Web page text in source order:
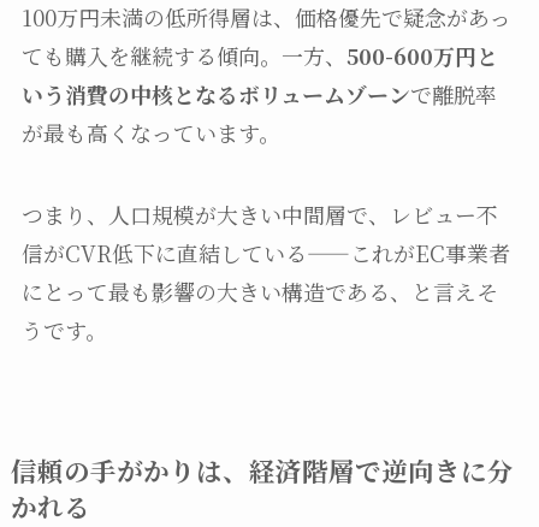
100万円未満の低所得層は、価格優先で疑念があっ
ても購入を継続する傾向。一方、 500-600万円と
いう消費の中核となるボリュームゾーンで離脱率
が最も高くなっています。
つまり、人口規模が大きい中間層で、レビュー不
信がCVR低下に直結している——これがEC事業者
にとって最も影響の大きい構造である、と言えそ
うです。
信頼の手がかりは、経済階層で逆向きに分
かれる